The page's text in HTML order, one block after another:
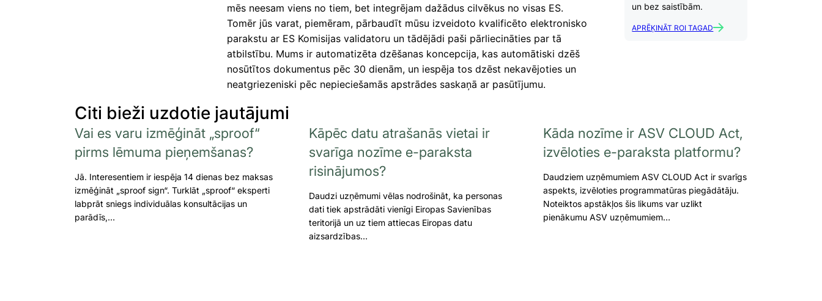
mēs neesam viens no tiem, bet integrējam dažādus cilvēkus no visas ES.
Tomēr jūs varat, piemēram, pārbaudīt mūsu izveidoto kvalificēto elektronisko
parakstu ar ES Komisijas validatoru un tādējādi paši pārliecināties par tā
atbilstību. Mums ir automatizēta dzēšanas koncepcija, kas automātiski dzēš
nosūtītos dokumentus pēc 30 dienām, un iespēja tos dzēst nekavējoties un
neatgriezeniski pēc nepieciešamās apstrādes saskaņā ar pasūtījumu.
un bez saistībām.
APRĒĶINĀT ROI TAGAD
Citi bieži uzdotie jautājumi
Vai es varu izmēģināt „sproof“
pirms lēmuma pieņemšanas?
Jā. Interesentiem ir iespēja 14 dienas bez maksas
izmēģināt „sproof sign“. Turklāt „sproof“ eksperti
labprāt sniegs individuālas konsultācijas un
parādīs,…
Kāpēc datu atrašanās vietai ir
svarīga nozīme e-paraksta
risinājumos?
Daudzi uzņēmumi vēlas nodrošināt, ka personas
dati tiek apstrādāti vienīgi Eiropas Savienības
teritorijā un uz tiem attiecas Eiropas datu
aizsardzības…
Kāda nozīme ir ASV CLOUD Act,
izvēloties e-paraksta platformu?
Daudziem uzņēmumiem ASV CLOUD Act ir svarīgs
aspekts, izvēloties programmatūras piegādātāju.
Noteiktos apstākļos šis likums var uzlikt
pienākumu ASV uzņēmumiem…